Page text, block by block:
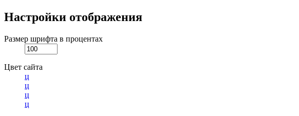
Настройки отображения
Размер шрифта в процентах
Цвет сайта
ц
ц
ц
ц